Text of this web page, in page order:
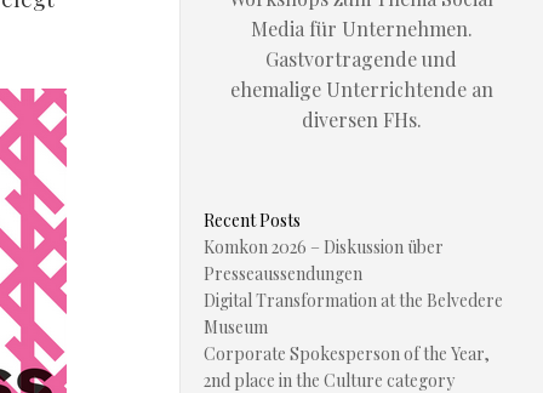
Media für Unternehmen.
Gastvortragende und
ehemalige Unterrichtende an
diversen FHs.
Recent Posts
Komkon 2026 – Diskussion über
Presseaussendungen
Digital Transformation at the Belvedere
Museum
Corporate Spokesperson of the Year,
2nd place in the Culture category